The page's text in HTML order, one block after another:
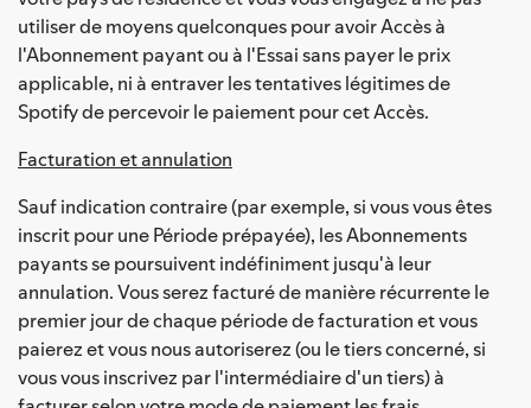
utiliser de moyens quelconques pour avoir Accès à
l'Abonnement payant ou à l'Essai sans payer le prix
applicable, ni à entraver les tentatives légitimes de
Spotify de percevoir le paiement pour cet Accès.
Facturation et annulation
Sauf indication contraire (par exemple, si vous vous êtes
inscrit pour une Période prépayée), les Abonnements
payants se poursuivent indéfiniment jusqu'à leur
annulation. Vous serez facturé de manière récurrente le
premier jour de chaque période de facturation et vous
paierez et vous nous autoriserez (ou le tiers concerné, si
vous vous inscrivez par l'intermédiaire d'un tiers) à